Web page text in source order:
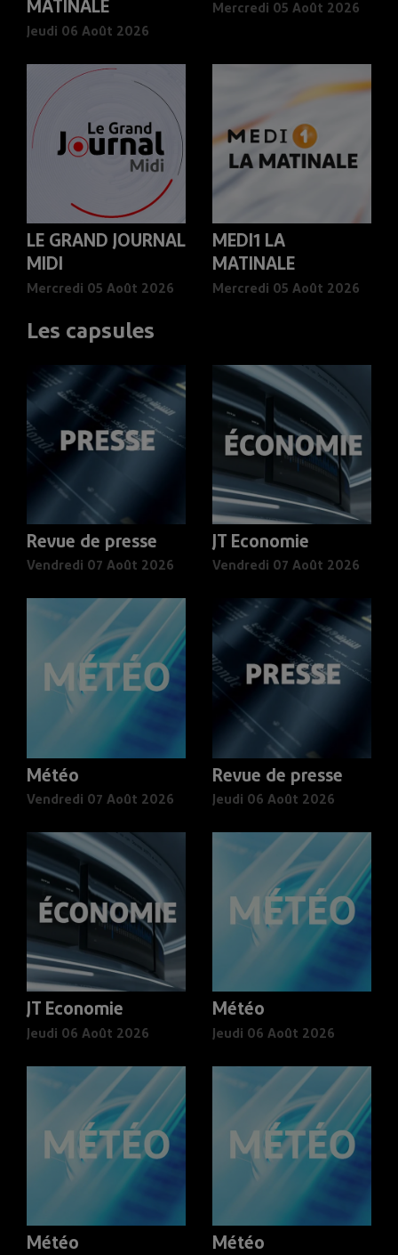
MATINALE
Jeudi 06 Août 2026
Mercredi 05 Août 2026
LE GRAND JOURNAL
MIDI
Mercredi 05 Août 2026
MEDI1 LA
MATINALE
Mercredi 05 Août 2026
Les capsules
Revue de presse
Vendredi 07 Août 2026
JT Economie
Vendredi 07 Août 2026
Météo
Vendredi 07 Août 2026
Revue de presse
Jeudi 06 Août 2026
JT Economie
Jeudi 06 Août 2026
Météo
Jeudi 06 Août 2026
Météo Météo